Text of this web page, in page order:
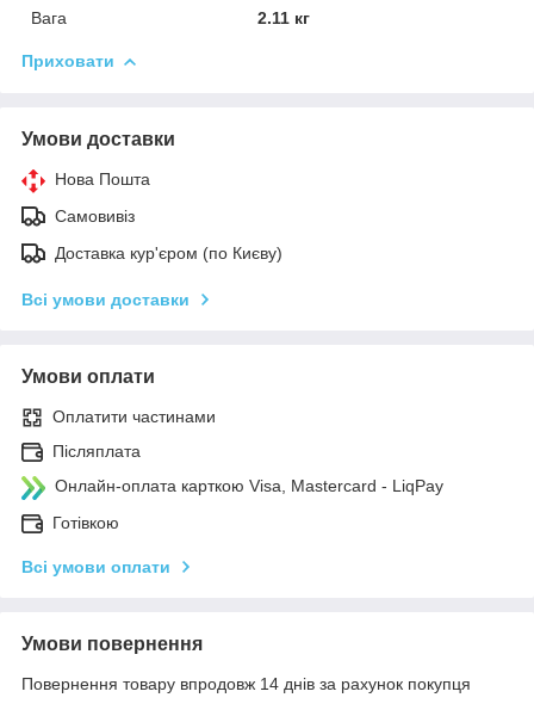
Вага
2.11 кг
Приховати
Умови доставки
Нова Пошта
Самовивіз
Доставка кур'єром (по Києву)
Всі умови доставки
Умови оплати
Оплатити частинами
Післяплата
Онлайн-оплата карткою Visa, Mastercard - LiqPay
Готівкою
Всі умови оплати
Умови повернення
Повернення товару впродовж 14 днів за рахунок покупця